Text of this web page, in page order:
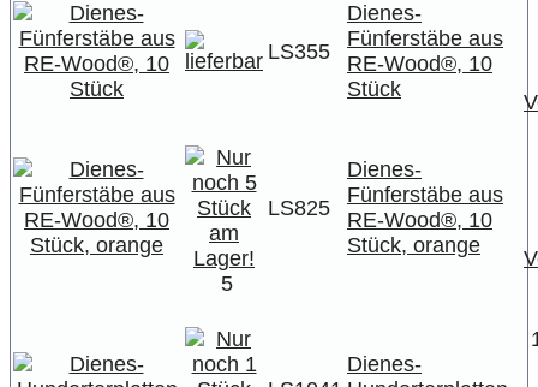
LS355
Dienes-
Fünferstäbe aus
RE-Wood®, 10
Stück
5
LS825
Dienes-
Fünferstäbe aus
RE-Wood®, 10
Stück, orange
Dienes-